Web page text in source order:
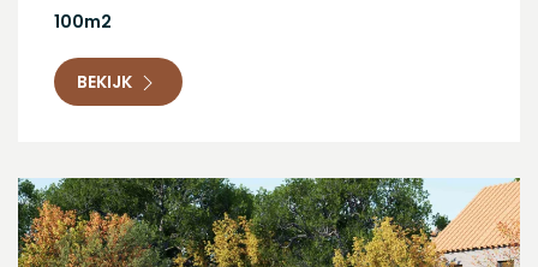
100m2
BEKIJK